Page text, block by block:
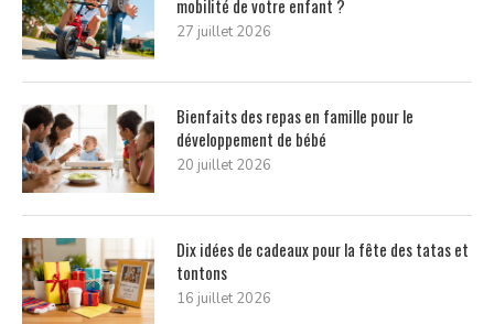
mobilité de votre enfant ?
27 juillet 2026
Bienfaits des repas en famille pour le
développement de bébé
20 juillet 2026
Dix idées de cadeaux pour la fête des tatas et
tontons
16 juillet 2026